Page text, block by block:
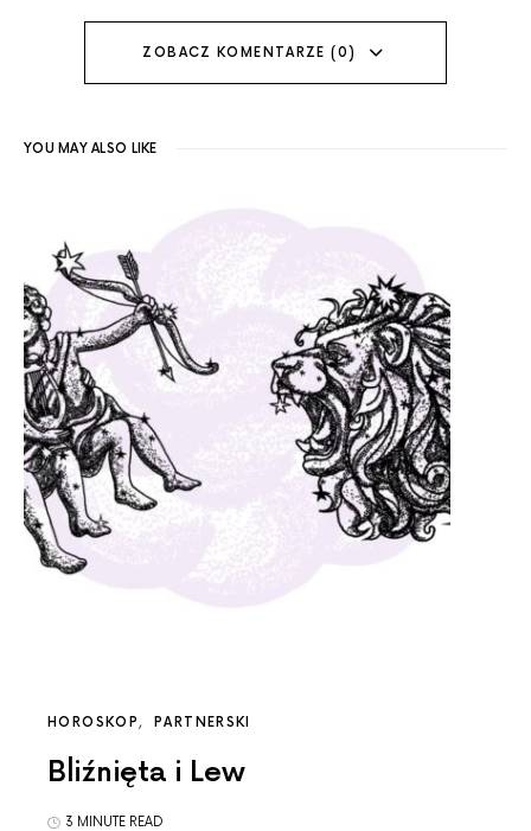
ZOBACZ KOMENTARZE (0)
YOU MAY ALSO LIKE
HOROSKOP PARTNERSKI
Bliźnięta i Lew
3 MINUTE READ